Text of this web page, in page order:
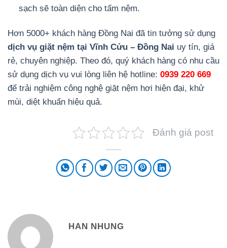
sạch sẽ toàn diện cho tấm nệm.
Hơn 5000+ khách hàng Đồng Nai đã tin tưởng sử dụng
dịch vụ giặt nệm tại Vĩnh Cửu – Đồng Nai uy tín, giá
rẻ, chuyên nghiệp. Theo đó, quý khách hàng có nhu cầu
sử dụng dịch vụ vui lòng liên hệ hotline: 0939 220 669
để trải nghiệm công nghệ giặt nệm hơi hiện đại, khử
mùi, diệt khuẩn hiệu quả.
Đánh giá post
HAN NHUNG